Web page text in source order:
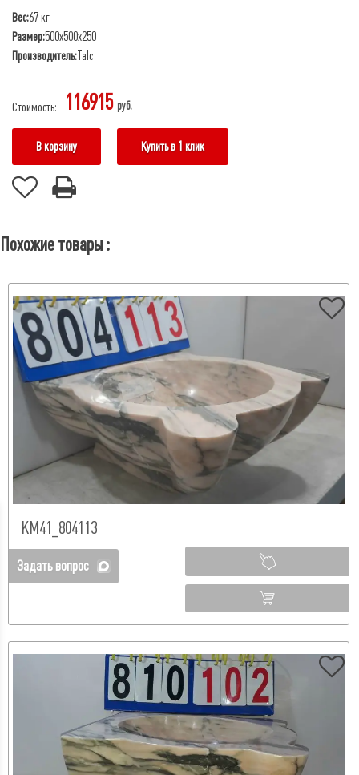
Вес:67 кг
Размер:500х500х250
Производитель: Talc
Стоимость: 116915 руб.
В корзину Купить в 1 клик
Похожие товары :
КМ41_804113
Задать вопрос